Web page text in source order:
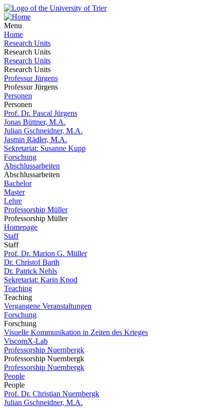
Menu
Home
Research Units
Research Units
Research Units
Research Units
Professur Jürgens
Professur Jürgens
Personen
Personen
Prof. Dr. Pascal Jürgens
Jonas Büttner, M.A.
Julian Gschneidner, M.A.
Jasmin Rädler, M.A.
Sekretariat: Susanne Kupp
Forschung
Abschlussarbeiten
Abschlussarbeiten
Bachelor
Master
Lehre
Professorship Müller
Professorship Müller
Homepage
Staff
Staff
Prof. Dr. Marion G. Müller
Dr. Christof Barth
Dr. Patrick Nehls
Sekretariat: Karin Knod
Teaching
Teaching
Vergangene Veranstaltungen
Forschung
Forschung
Visuelle Kommunikation in Zeiten des Krieges
ViscomX-Lab
Professorship Nuernbergk
Professorship Nuernbergk
Professorship Nuernbergk
People
People
Prof. Dr. Christian Nuernbergk
Julian Gschneidner, M.A.